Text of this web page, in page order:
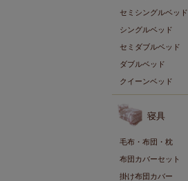
セミシングルベッド
シングルベッド
セミダブルベッド
ダブルベッド
クイーンベッド
寝具
毛布・布団・枕
布団カバーセット
掛け布団カバー